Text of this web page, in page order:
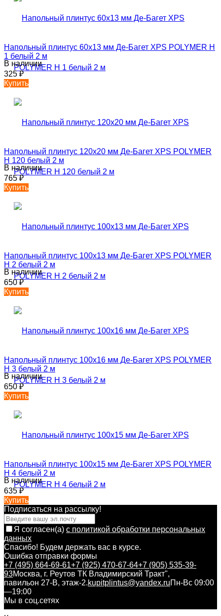
Напольный плинтус 60х13 мм Де-Багет XPS POLYMER Н
1 белый 2 м
В наличии
325₽
Купить
Напольный плинтус 120х20 мм Де-Багет XPS POLYMER
Н 120 белый 2 м
В наличии
765₽
Купить
Напольный плинтус 100х13 мм Де-Багет XPS POLYMER
Н 2 белый 2 м
В наличии
650₽
Купить
Напольный плинтус 100х16 мм Де-Багет XPS POLYMER
Н 3 белый 2 м
В наличии
650₽
Купить
Напольный плинтус 100х15 мм Де-Багет XPS POLYMER
Н 4 белый 2 м
В наличии
635₽
Купить
Подписаться на рассылкy!
Я согласен(a) с политикой обработки персональных
данных
Спасибо! Будем держать вас в курсе.
Ошибка отправки формы
+7 (495) 664-69-61+7 (925) 470-67-64+7 (905) 535-39-
93Москва, г. Реутов ТК Владимирский Тракт",
павильон 27-В, этаж-2.kupitplintus@yandex.ruПн-Вс 09:00
—19:00
Мы в соц.сетях